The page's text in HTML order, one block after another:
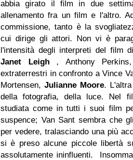
abbia girato il film in due
allenamento fra un film e l'altro.
commissione, tanto è la
cui dirige gli attori. Non vi è
l'intensità degli interpreti del film
Janet Leigh, Anthony
extraterrestri in confronto a Vince
Mortensen,Julianne Moore.
della fotografia, della luce. Nel
studiata come in tutti i suoi film
suspence; Van Sant sembra che
per vedere, tralasciando una più
si è preso alcune piccole libertà
assolutamente ininfluenti.